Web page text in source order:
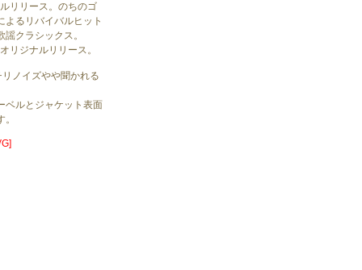
リリース。のちのゴ
よるリバイバルヒット
謡クラシックス。
リジナルリリース。
ノイズやや聞かれる
ベルとジャケット表面